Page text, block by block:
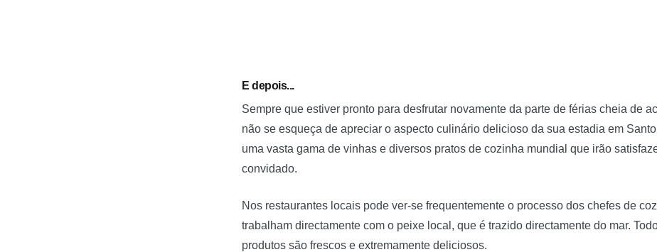
E depois...
Sempre que estiver pronto para desfrutar novamente da parte de férias cheia de
não se esqueça de apreciar o aspecto culinário delicioso da sua estadia em
uma vasta gama de vinhas e diversos pratos de cozinha mundial que irão
convidado.
Nos restaurantes locais pode ver-se frequentemente o processo dos chefes de
trabalham directamente com o peixe local, que é trazido directamente do mar.
produtos são frescos e extremamente deliciosos.